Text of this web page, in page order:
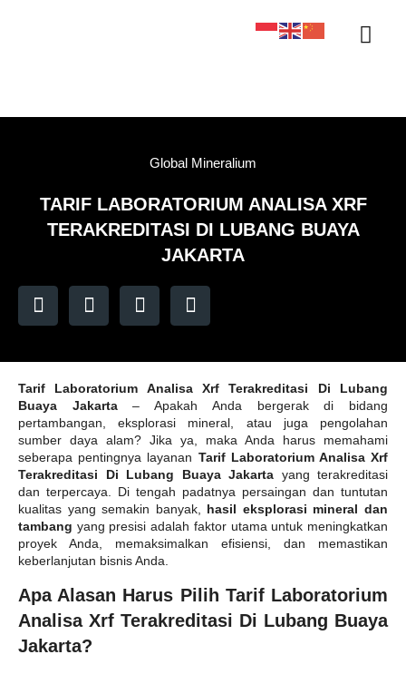
Global Mineralium
TARIF LABORATORIUM ANALISA XRF
TERAKREDITASI DI LUBANG BUAYA
JAKARTA
Tarif Laboratorium Analisa Xrf Terakreditasi Di Lubang
Buaya Jakarta– Apakah Anda bergerak di bidang
pertambangan, eksplorasi mineral, atau juga pengolahan
sumber daya alam? Jika ya, maka Anda harus memahami
seberapa pentingnya layanan Tarif Laboratorium Analisa Xrf
Terakreditasi Di Lubang Buaya Jakarta yang terakreditasi
dan terpercaya. Di tengah padatnya persaingan dan tuntutan
kualitas yang semakin banyak, hasil eksplorasi mineral dan
tambang yang presisi adalah faktor utama untuk meningkatkan
proyek Anda, memaksimalkan efisiensi, dan memastikan
keberlanjutan bisnis Anda.
Apa Alasan Harus Pilih Tarif Laboratorium
Analisa Xrf Terakreditasi Di Lubang Buaya
Jakarta?